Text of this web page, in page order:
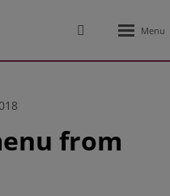
Vyhledávání
from